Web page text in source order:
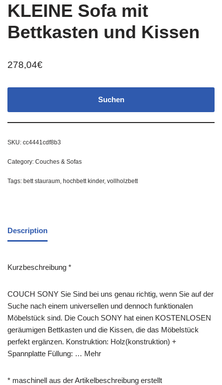
KLEINE Sofa mit
Bettkasten und Kissen
278,04€
Suchen
SKU: cc4441cdf8b3
Category: Couches & Sofas
Tags: bett stauraum, hochbett kinder, vollholzbett
Description
Kurzbeschreibung *
COUCH SONY Sie Sind bei uns genau richtig, wenn Sie auf der
Suche nach einem universellen und dennoch funktionalen
Möbelstück sind. Die Couch SONY hat einen KOSTENLOSEN
geräumigen Bettkasten und die Kissen, die das Möbelstück
perfekt ergänzen. Konstruktion: Holz(konstruktion) +
Spannplatte Füllung: … Mehr
* maschinell aus der Artikelbeschreibung erstellt